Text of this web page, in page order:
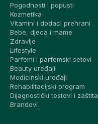
Pogodnosti i popusti
Kozmetika
Vitamini i dodaci prehrani
Bebe, djeca i mame
Zdravlje
Lifestyle
Parfemi i parfemski setovi
Beauty uređaji
Medicinski uređaji
Rehabilitacijski program
Dijagnostički testovi i zaštita
Brandovi